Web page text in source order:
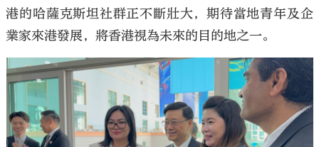
港的哈薩克斯坦社群正不斷壯大，期待當地青年及企
業家來港發展，將香港視為未來的目的地之一。